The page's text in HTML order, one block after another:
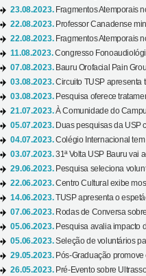
23.08.2023. Fragmentos Atemporais
22.08.2023. Professor Canadense
22.08.2023. Fragmentos Atemporais
11.08.2023.Congresso
07.08.2023. Bauru Orofacial Pain
03.08.2023.Circuito TUSP apresenta
03.08.2023. Pesquisa oferece
21.07.2023.À Comunidade do
05.07.2023. Duas pesquisas da USP
04.07.2023.Colégio Internacional
03.07.2023.31ª Volta USP Bauru vai
29.06.2023. Pesquisa seleciona
22.06.2023.Centro Cultural exibe
14.06.2023.TUSP apresenta o
07.06.2023. Rodas de Conversa
05.06.2023. Pesquisa avalia impacto
05.06.2023.Seleção de voluntários
29.05.2023. Pós-Graduação
26.05.2023. Pré-Evento sobre